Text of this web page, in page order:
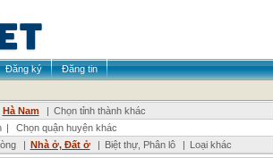
Đăng ký
Đăng tin
Hà Nam | Chọn tỉnh thành khác
|
Chọn quận huyện khác
| Nhà ở, Đất ở | Biệt thự, Phân lô | Loại khác